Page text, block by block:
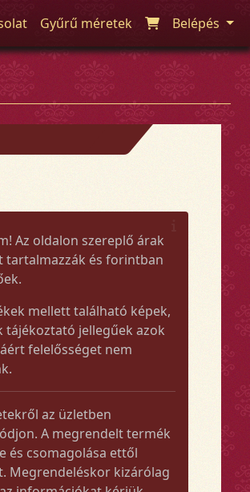
Gyűrű méretek Belépés
Az oldalon szereplő árak
t tartalmazzák és forintban
mellett található képek,
tájékoztató jellegűek azok
felelősséget nem
az üzletben
A megrendelt termék
és csomagolása ettől
Megrendeléskor kizárólag